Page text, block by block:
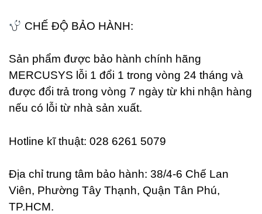
CHẾ ĐỘ BẢO HÀNH:
Sản phẩm được bảo hành chính hãng
MERCUSYS lỗi 1 đổi 1 trong vòng 24 tháng và
được đổi trả trong vòng 7 ngày từ khi nhận hàng
nếu có lỗi từ nhà sản xuất.
Hotline kĩ thuật: 028 6261 5079
Địa chỉ trung tâm bảo hành: 38/4-6 Chế Lan
Viên, Phường Tây Thạnh, Quận Tân Phú,
TP.HCM.